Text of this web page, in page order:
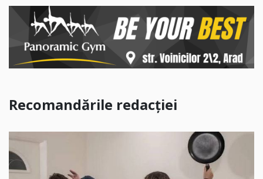
Recomandările redacției